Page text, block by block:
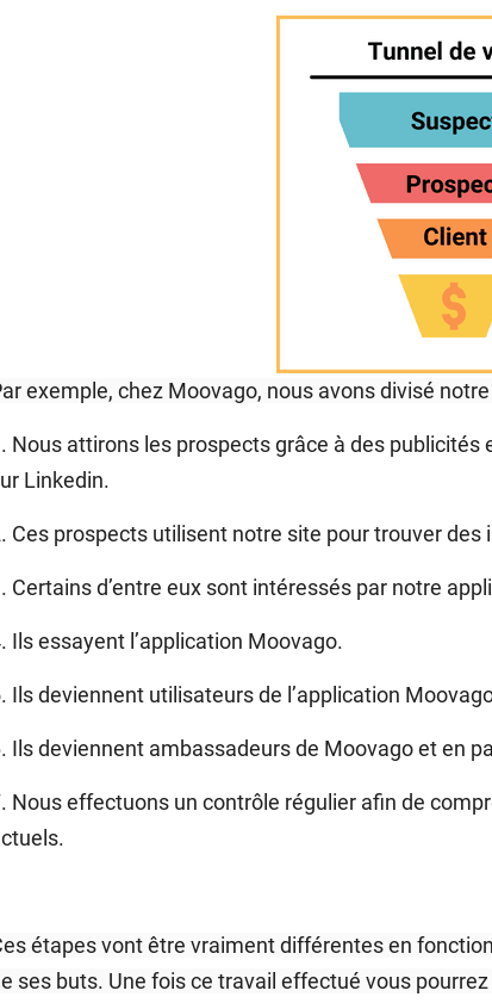
exemple, chez Moovago, nous avons divisé
Nous attirons les prospects grâce à des
Linkedin.
Ces prospects utilisent notre site pour trouver
Certains d’entre eux sont intéressés par notre
Ils essayent l’application Moovago.
Ils deviennent utilisateurs de l’application
Ils deviennent ambassadeurs de Moovago et en
Nous effectuons un contrôle régulier afin de
étapes vont être vraiment différentes en
ses buts. Une fois ce travail effectué vous